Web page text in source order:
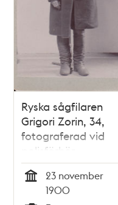
Ryska sågfilaren
Grigori Zorin, 34,
fotograferad vid
polisförhör
23 november
1900